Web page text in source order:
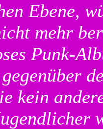
Ebene,
mehr
Punk-
kein